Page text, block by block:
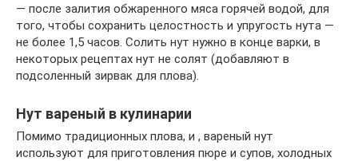
— после залития обжаренного мяса горячей водой, для
того, чтобы сохранить целостность и упругость нута —
не более 1,5 часов. Солить нут нужно в конце варки, в
некоторых рецептах нут не солят (добавляют в
подсоленный зирвак для плова).
Нут вареный в кулинарии
Помимо традиционных плова, и , вареный нут
используют для приготовления пюре и супов, холодных